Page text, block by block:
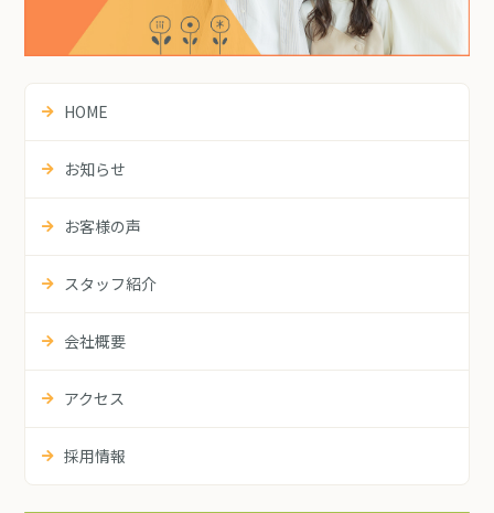
HOME
お知らせ
お客様の声
スタッフ紹介
会社概要
アクセス
採用情報